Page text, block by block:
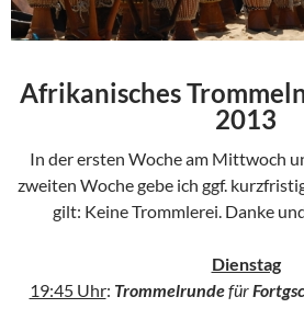
Afrikanisches
2013
In der ersten Woche am Mittwoch
zweiten Woche gebe ich ggf.
gilt: Keine Trommlerei. Danke
Dienstag
19:45 Uhr: Trommelrundefür